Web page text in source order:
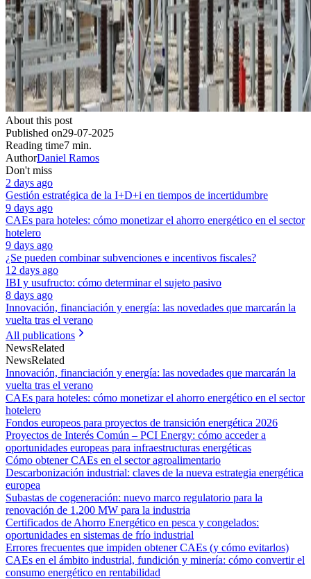
About this post
Published on29-07-2025
Reading time7 min.
AuthorDaniel Ramos
Don't miss
2 days ago
Gestión estratégica de la I+D+i en tiempos de incertidumbre
9 days ago
CAEs para hoteles: cómo monetizar el ahorro energético en el sector
hotelero
9 days ago
¿Se pueden combinar subvenciones e incentivos fiscales?
12 days ago
IBI y usufructo: cómo determinar el sujeto pasivo
8 days ago
Innovación, financiación y energía: las novedades que marcarán la
vuelta tras el verano
All publications
NewsRelated
NewsRelated
Innovación, financiación y energía: las novedades que marcarán la
vuelta tras el verano
CAEs para hoteles: cómo monetizar el ahorro energético en el sector
hotelero
Fondos europeos para proyectos de transición energética 2026
Proyectos de Interés Común – PCI Energy: cómo acceder a
oportunidades europeas para infraestructuras energéticas
Cómo obtener CAEs en el sector agroalimentario
Descarbonización industrial: claves de la nueva estrategia energética
europea
Subastas de cogeneración: nuevo marco regulatorio para la
renovación de 1.200 MW para la industria
Certificados de Ahorro Energético en pesca y congelados:
oportunidades en sistemas de frío industrial
Errores frecuentes que impiden obtener CAEs (y cómo evitarlos)
CAEs en el ámbito industrial, fundición y minería: cómo convertir el
consumo energético en rentabilidad